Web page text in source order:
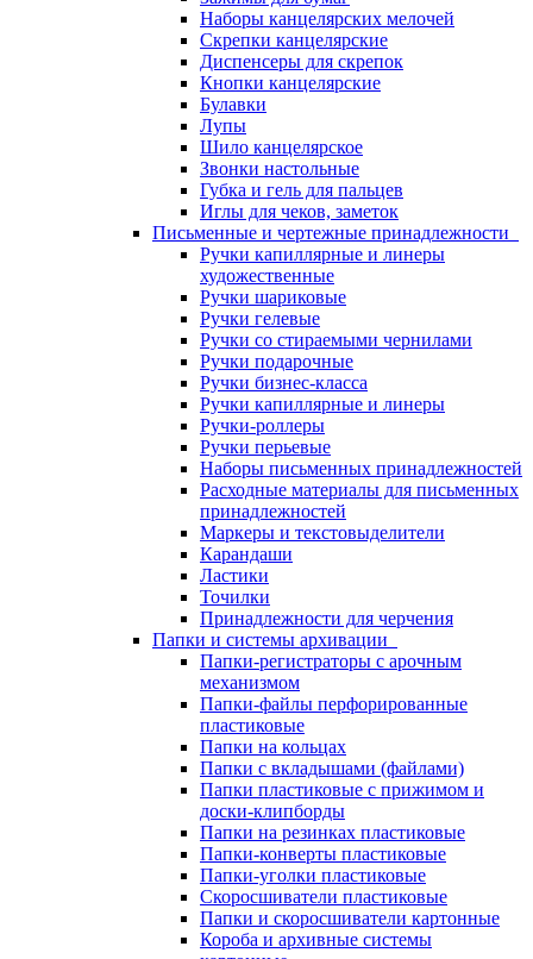
Наборы канцелярских мелочей
Скрепки канцелярские
Диспенсеры для скрепок
Кнопки канцелярские
Булавки
Лупы
Шило канцелярское
Звонки настольные
Губка и гель для пальцев
Иглы для чеков, заметок
Письменные и чертежные принадлежности
Ручки капиллярные и линеры
художественные
Ручки шариковые
Ручки гелевые
Ручки со стираемыми чернилами
Ручки подарочные
Ручки бизнес-класса
Ручки капиллярные и линеры
Ручки-роллеры
Ручки перьевые
Наборы письменных принадлежностей
Расходные материалы для письменных
принадлежностей
Маркеры и текстовыделители
Карандаши
Ластики
Точилки
Принадлежности для черчения
Папки и системы архивации
Папки-регистраторы с арочным
механизмом
Папки-файлы перфорированные
пластиковые
Папки на кольцах
Папки с вкладышами (файлами)
Папки пластиковые с прижимом и
доски-клипборды
Папки на резинках пластиковые
Папки-конверты пластиковые
Папки-уголки пластиковые
Скоросшиватели пластиковые
Папки и скоросшиватели картонные
Короба и архивные системы